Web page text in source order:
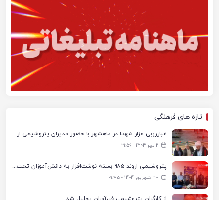
تازه های فرهنگی
غبارروبی مزار شهدا در ماهشهر با حضور مدیران پتروشیمی اروند و مسئولان شهری
2 مهر 1404 - ۲۱:۵۶
پتروشیمی اروند ۹۸۵ بسته نوشت‌افزار به دانش‌آموزان تحت پوشش کمیته امداد بندرماهشهر اهدا کرد
30 شهریور 1404 - ۲۱:۴۵